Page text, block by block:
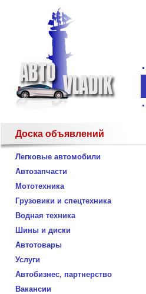
Доска объявлений
Легковые автомобили
Автозапчасти
Мототехника
Грузовики и спецтехника
Водная техника
Шины и диски
Автотовары
Услуги
Автобизнес, партнерство
Вакансии